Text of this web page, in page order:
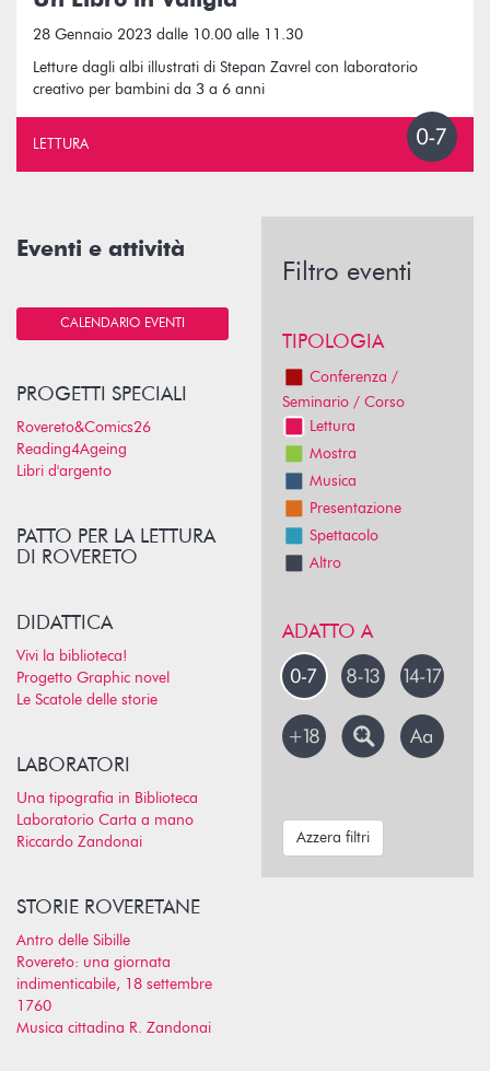
28 Gennaio 2023 dalle 10.00 alle 11.30
Letture dagli albi illustrati di Stepan Zavrel con laboratorio
creativo per bambini da 3 a 6 anni
LETTURA
Eventi e attività
CALENDARIO EVENTI
PROGETTI SPECIALI
Rovereto&Comics26
Reading4Ageing
Libri d'argento
PATTO PER LA LETTURA
DI ROVERETO
DIDATTICA
Vivi la biblioteca!
Progetto Graphic novel
Le Scatole delle storie
LABORATORI
Una tipografia in Biblioteca
Laboratorio Carta a mano
Riccardo Zandonai
STORIE ROVERETANE
Antro delle Sibille
Rovereto: una giornata
indimenticabile, 18 settembre
1760
Musica cittadina R. Zandonai
Filtro eventi
TIPOLOGIA
Conferenza /
Seminario / Corso
Lettura
Mostra
Musica
Presentazione
Spettacolo
Altro
ADATTO A
Azzera filtri